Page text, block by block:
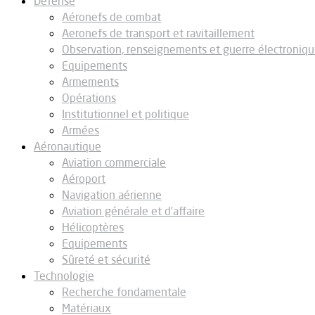
Aéronefs de combat
Aeronefs de transport et ravitaillement
Observation, renseignements et guerre
Equipements
Armements
Opérations
Institutionnel et politique
Armées
Aéronautique
Aviation commerciale
Aéroport
Navigation aérienne
Aviation générale et d’affaire
Hélicoptères
Equipements
Sûreté et sécurité
Technologie
Recherche fondamentale
Matériaux